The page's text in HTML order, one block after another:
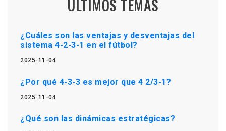
ÚLTIMOS TEMAS
¿Cuáles son las ventajas y desventajas del
sistema 4-2-3-1 en el fútbol?
2025-11-04
¿Por qué 4-3-3 es mejor que 4 2/3-1?
2025-11-04
¿Qué son las dinámicas estratégicas?